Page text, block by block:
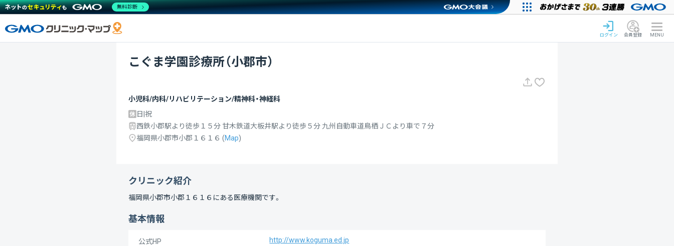
ログイン 会員登録 MENU
こぐま学園診療所（小郡市）
小児科/内科/リハビリテーション/精神科・神経科
日|祝
西鉄小郡駅より徒歩１５分 甘木鉄道大板井駅より徒歩５分 九州自動車道鳥栖ＪＣより車で７分
福岡県小郡市小郡１６１６ (Map)
クリニック紹介
福岡県小郡市小郡１６１６ にある医療機関です。
基本情報
公式HP http://www.koguma.ed.jp
無料診断